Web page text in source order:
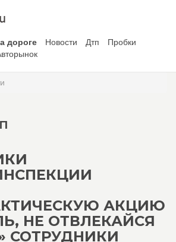
дороге Новости Дтп
Пробки
АКЦИЮ
НЕ ОТВЛЕКАЙСЯ
СОТРУДНИКИ